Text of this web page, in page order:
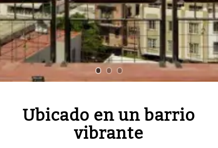
Ubicado en un barrio
vibrante